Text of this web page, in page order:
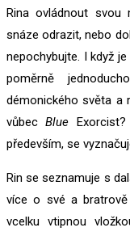
Rina ovládnout
snáze odrazit, nebo
nepochybujte. I když
poměrně
démonického světa a
vůbecBlue
především, se
Rin se seznamuje s
více o své a bratrově
vcelku vtipnou